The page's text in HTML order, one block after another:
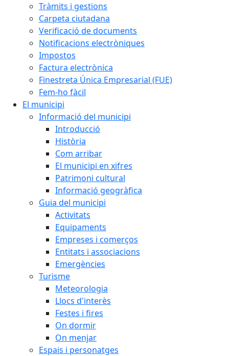
Tràmits i gestions
Carpeta ciutadana
Verificació de documents
Notificacions electròniques
Impostos
Factura electrònica
Finestreta Única Empresarial (FUE)
Fem-ho fàcil
El municipi
Informació del municipi
Introducció
Història
Com arribar
El municipi en xifres
Patrimoni cultural
Informació geogràfica
Guia del municipi
Activitats
Equipaments
Empreses i comerços
Entitats i associacions
Emergències
Turisme
Meteorologia
Llocs d'interès
Festes i fires
On dormir
On menjar
Espais i personatges